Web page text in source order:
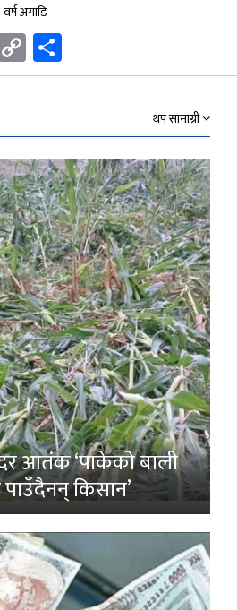
अगाडि
Copy
Link
थप सामाग्री
आतंक ‘पाकेको बाली
पाउँदैनन् किसान’